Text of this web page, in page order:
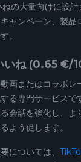
の大量向けに設計
ャンペーン、製品
。
いね (0.65 €/
画またはコラボレ
る専門サービスで
会話を強化し、よ
よう促します。
については、